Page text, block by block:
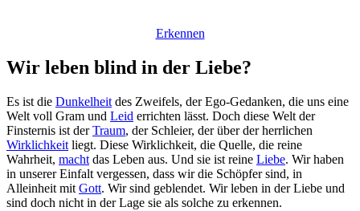
Erkennen
Wir leben blind in der Liebe?
Es ist die Dunkelheit des Zweifels, der Ego-Gedanken, die uns eine
Welt voll Gram und Leid errichten lässt. Doch diese Welt der
Finsternis ist derTraum, der Schleier, der über der herrlichen
Wirklichkeit liegt. Diese Wirklichkeit, die Quelle, die reine
Wahrheit, macht das Leben aus. Und sie ist reine Liebe. Wir haben
in unserer Einfalt vergessen, dass wir die Schöpfer sind, in
Alleinheit mit Gott. Wir sind geblendet. Wir leben in der Liebe und
sind doch nicht in der Lage sie als solche zu erkennen.